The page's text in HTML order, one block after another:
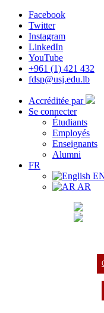
Facebook
Twitter
Instagram
LinkedIn
YouTube
+961 (1) 421 432
fdsp@usj.edu.lb
Accréditée par
Se connecter
Étudiants
Employés
Enseignants
Alumni
FR
AR